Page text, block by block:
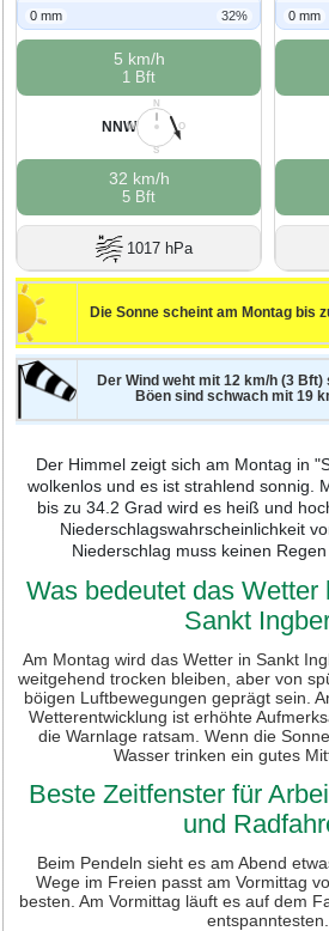
0 mm 32%
5 km/h
1 Bft
N
O
S
W
NNW
32 km/h
5 Bft
1017 hPa
0 mm
Die Sonne scheint am Montag bis
Der Wind weht mit 12 km/h (3 Bft)
Böen sind schwach mit 19
Der Himmel zeigt sich am Montag in
wolkenlos und es ist strahlend sonnig.
bis zu 34.2 Grad wird es heiß und
Niederschlagswahrscheinlichkeit
Niederschlag muss keinen
Was bedeutet das Wetter
Sankt
Am Montag wird das Wetter in Sankt
weitgehend trocken bleiben, aber von
böigen Luftbewegungen geprägt sein.
Wetterentwicklung ist erhöhte
die Warnlage ratsam. Wenn die
Wasser trinken ein gutes
Beste Zeitfenster für
und
Beim Pendeln sieht es am Abend
Wege im Freien passt am Vormittag
besten. Am Vormittag läuft es auf dem
entspanntesten.